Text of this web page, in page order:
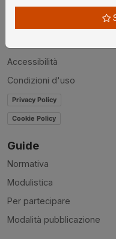
Disclaimer
Accessibilità
Condizioni d'uso
Privacy Policy
Cookie Policy
Guide
Normativa
Modulistica
Per partecipare
Modalità pubblicazione